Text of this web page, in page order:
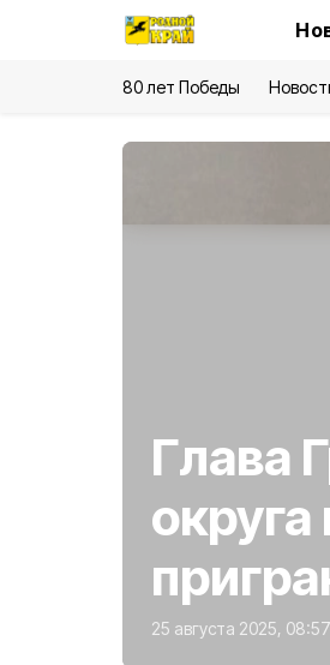
80 лет Победы
Глава
25 августа 2025, 08:57